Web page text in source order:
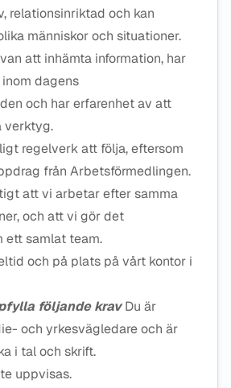
relationsinriktad och kan
människor och situationer.
att inhämta information, har
dagens
och har erfarenhet av att
verktyg.
regelverk att följa, eftersom
från Arbetsförmedlingen.
att vi arbetar efter samma
och att vi gör det
ett samlat team.
och på plats på vårt kontor i
följande kravDu är
och yrkesvägledare och är
i tal och skrift.
uppvisas.